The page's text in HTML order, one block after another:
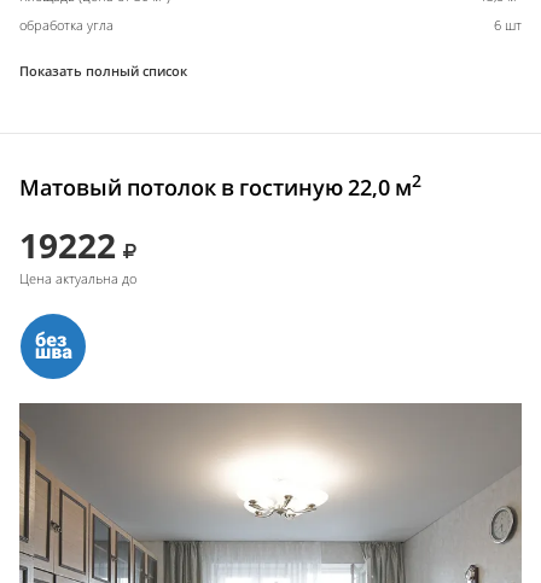
обработка угла
6 шт
Показать полный список
Матовый потолок в гостиную 22,0 м2
19222
Цена актуальна до